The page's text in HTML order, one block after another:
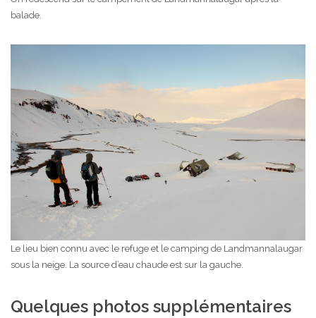
balade.
Le lieu bien connu avec le refuge et le camping de Landmannalaugar
sous la neige. La source d’eau chaude est sur la gauche.
Quelques photos supplémentaires